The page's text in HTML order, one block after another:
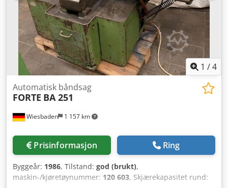
1 /4
Wiesbaden 1 157 km
Automatisk båndsag
FORTE BA 251
Prisinformasjon Ring
Byggeår: 1986, Tilstand: god (brukt),
maskin-/kjøretøynummer: 120 603, Skjærekapasitet rund: